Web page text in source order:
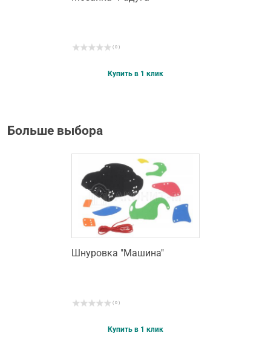
( 0 )
Купить в 1 клик
Больше выбора
Шнуровка "Машина"
( 0 )
Купить в 1 клик